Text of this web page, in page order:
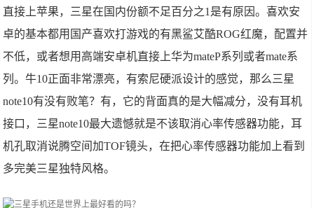
直接上苹果，三星在国内份额不足百分之1是有原因。喜欢安
卓的基本都用国产喜欢打游戏的有黑鲨艾酷ROG红魔，配置并
不低，或者想用高端安卓机直接上华为mateP系列或者mate系
列。牛10正面非常漂亮，有索尼硬派设计的感觉，那么三星
note10有没有败笔？有，它的背面真的是大幅减分，没有耳机
接口，三星note10最大遗憾就是不该取消心率传感器功能，耳
机孔取消说腾空间加TOF镜头，在把心率传感器功能加上看到
多完美三星独特风格。